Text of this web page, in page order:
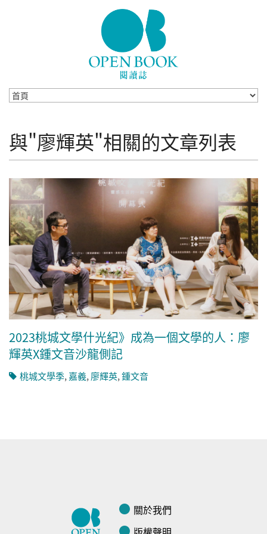
與"廖輝英"相關的文章列表
2023桃城文學什光紀》成為一個文學的人：廖
輝英X鍾文音沙龍側記
桃城文學季,嘉義,廖輝英,鍾文音
關於我們